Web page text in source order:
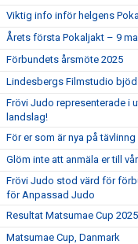
Viktig info inför helgens
Årets första Pokaljakt – 9
Förbundets årsmöte 2025
Lindesbergs Filmstudio bjöd
Frövi Judo representerade i
landslag!
För er som är nya på tävlinng
Glöm inte att anmäla er till
Frövi Judo stod värd för
för Anpassad Judo
Resultat Matsumae Cup
Matsumae Cup, Danmark